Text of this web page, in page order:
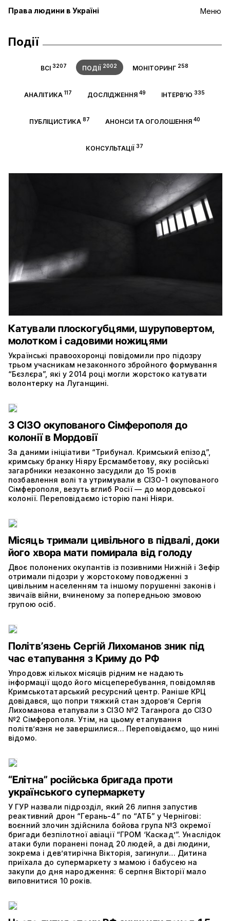
Меню
Права людини в Україні
Події
ВСІ 3207 ПОДІЇ 2002 МОНІТОРИНГ 258
АНАЛІТИКА 117 ДОСЛІДЖЕННЯ 49 ІНТЕРВ’Ю 335
ПУБЛІЦИСТИКА 87 АНОНСИ ТА ОГОЛОШЕННЯ40
КОНСУЛЬТАЦІЇ 37
Катували плоскогубцями, шуруповертом,
молотком і садовими ножицями
Українські правоохоронці повідомили про підозру
трьом учасникам незаконного збройного формування
“Бєзлєра”, які у 2014 році могли жорстоко катувати
волонтерку на Луганщині.
З СІЗО окупованого Сімферополя до
колонії в Мордовії
За даними ініціативи “Трибунал. Кримський епізод”,
кримську бранку Ніяру Ерсмамбетову, яку російські
загарбники незаконно засудили до 15 років
позбавлення волі та утримували в СІЗО-1 окупованого
Сімферополя, везуть вглиб Росії — до мордовської
колонії. Переповідаємо історію пані Ніяри.
Місяць тримали цивільного в підвалі, доки
його хвора мати помирала від голоду
Двоє полонених окупантів із позивними Нижній і Зефір
отримали підозри у жорстокому поводженні з
цивільним населенням та іншому порушенні законів і
звичаїв війни, вчиненому за попередньою змовою
групою осіб.
Політвʼязень Сергій Лихоманов зник під
час етапування з Криму до РФ
Упродовж кількох місяців рідним не надають
інформації щодо його місцеперебування, повідомляв
Кримськотатарський ресурсний центр. Раніше КРЦ
довідався, що попри тяжкий стан здоров’я Сергія
Лихоманова етапували з СІЗО №2 Таганрога до СІЗО
№2 Сімферополя. Утім, на цьому етапування
політвʼязня не завершилися… Переповідаємо, що нині
відомо.
“Елітна” російська бригада проти
українського супермаркету
У ГУР назвали підрозділ, який 26 липня запустив
реактивний дрон “Герань-4” по “АТБ” у Чернігові:
воєнний злочин здійснила бойова група №3 окремої
бригади безпілотної авіації “ГРОМ ‘Каскад’”. Унаслідок
атаки були поранені понад 20 людей, а дві людини,
зокрема і дев’ятирічна Вікторія, загинули… Дитина
приїхала до супермаркету з мамою і бабусею на
закупи до дня народження: 6 серпня Вікторії мало
виповнитися 10 років.